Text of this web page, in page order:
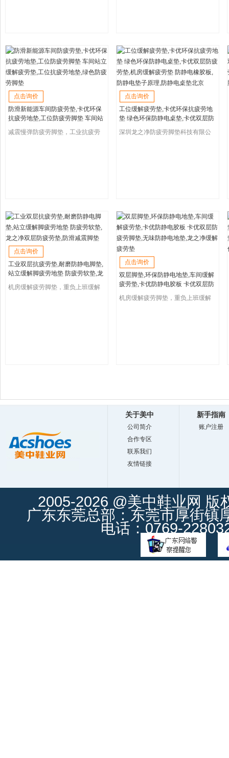
点击询价
防滑新能源车间防疲劳垫,卡优环保
抗疲劳地垫,工位防疲劳脚垫 车间站
立缓解疲劳垫,工位抗疲劳地垫,绿色
防疲劳脚垫
减震慢弹防疲劳脚垫，工业抗疲劳
点击询价
工位缓解疲劳垫,卡优环保抗疲劳地
垫 绿色环保防静电桌垫,卡优双层防
疲劳垫,机房缓解疲劳垫 防静电橡胶
板,防静电垫子原理,防静电桌垫北京
深圳龙之净防疲劳脚垫科技有限公
点击询价
工业双层抗疲劳垫,耐磨防静电脚垫,
站立缓解脚疲劳地垫 防疲劳软垫,龙
之净双层防疲劳垫,防滑减震脚垫
机房缓解疲劳脚垫，重负上班缓解
点击询价
双层脚垫,环保防静电地垫,车间缓解
疲劳垫,卡优防静电胶板 卡优双层防
疲劳脚垫,无味防静电地垫,龙之净缓
解疲劳垫
机房缓解疲劳脚垫，重负上班缓解
关于美中
公司简介
合作专区
联系我们
友情链接
新手指南
账户注册
2005-2026 @美中鞋业网 版
广东东莞总部：东莞市厚街镇
电话：0769-